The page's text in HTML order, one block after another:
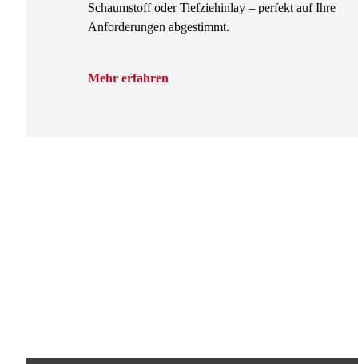
Schaumstoff oder Tiefziehinlay – perfekt auf Ihre
Anforderungen abgestimmt.
Mehr erfahren